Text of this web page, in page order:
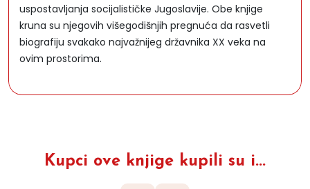
uspostavljanja socijalističke Jugoslavije. Obe knjige
kruna su njegovih višegodišnjih pregnuća da rasvetli
biografiju svakako najvažnijeg državnika XX veka na
ovim prostorima.
Kupci ove knjige kupili su i...